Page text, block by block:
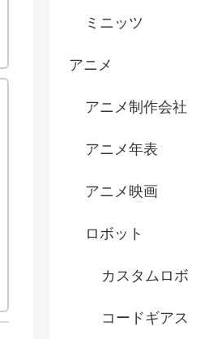
ミニッツ
アニメ
アニメ制作会社
アニメ年表
アニメ映画
ロボット
カスタムロボ
コードギアス